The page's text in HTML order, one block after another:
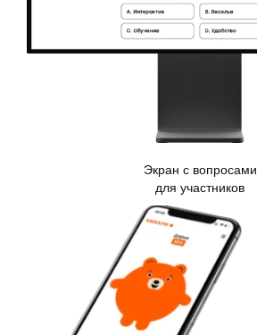
Экран с вопросами
для участников